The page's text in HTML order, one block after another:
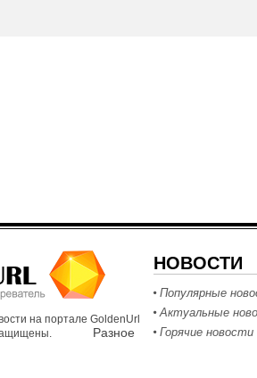
на портале GoldenUrl
Разное
НОВОСТИ
Популярные
Актуальные
Горячие новости